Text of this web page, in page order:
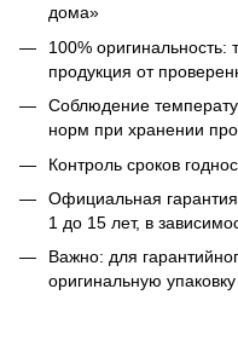
дома»
100% оригинальность:
продукция от
Соблюдение
норм при хранении
Контроль сроков
Официальная
1 до 15 лет, в
Важно: для
оригинальную упаковку